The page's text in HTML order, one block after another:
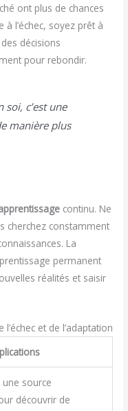
ont plus de chances
l’échec, soyez prêt à
décisions
pour rebondir.
soi, c’est une
manière plus
continu. Ne
cherchez constamment
La
permanent
réalités et saisir
et de l’adaptation
une source
découvrir de